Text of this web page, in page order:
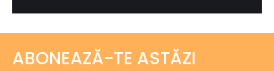
ABONEAZĂ-TE ASTĂZI